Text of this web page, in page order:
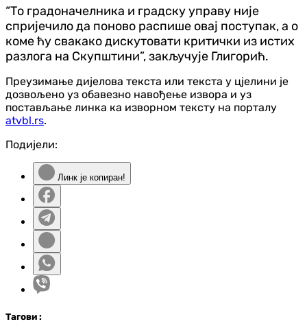
“То градоначелника и градску управу није
спријечило да поново распише овај поступак, а о
коме ћу свакако дискутовати критички из истих
разлога на Скупштини”, закључује Глигорић.
Преузимање дијелова текста или текста у цјелини је
дозвољено уз обавезно навођење извора и уз
постављање линка ка изворном тексту на порталу
atvbl.rs.
Подијели:
Линк је копиран!
Тагови :